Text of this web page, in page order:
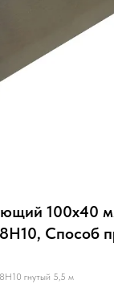
100х40
Способ
гнутый 5,5 м